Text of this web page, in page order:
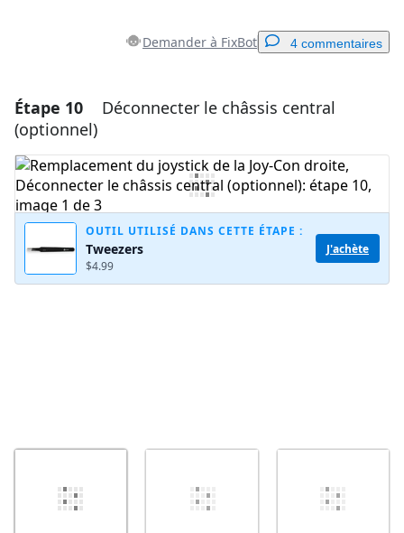
Demander à FixBot 4 commentaires
Ajouter un commentaire
Ajouter un commentaire
Annuler Publier un commentaire
Étape 10
Déconnecter le châssis central
(optionnel)
OUTIL UTILISÉ DANS CETTE ÉTAPE :
Tweezers
$4.99
J'achète